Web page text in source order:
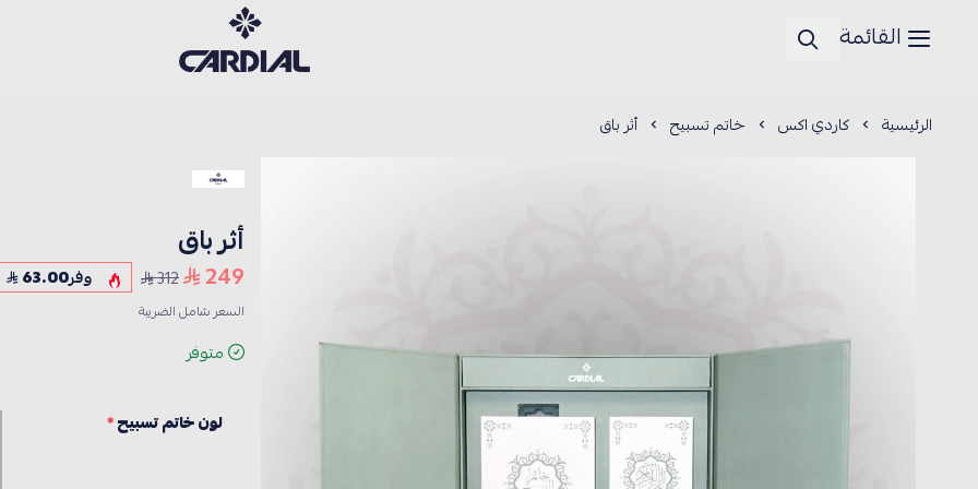
القائمة كارديــال
الرئيسية كاردي اكس خاتم تسبيح أثر باق
أثر باق
249
312 وفر63.00
السعر شامل الضريبة
متوفر
لون خاتم تسبيح*